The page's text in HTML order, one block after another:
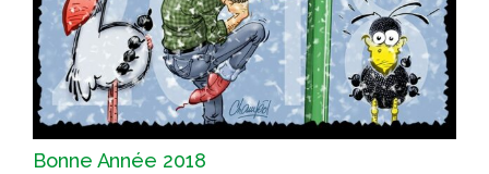
Bonne Année 2018